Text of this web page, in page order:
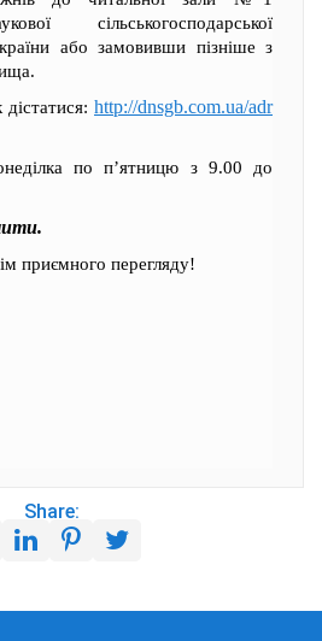
сільськогосподарської
або замовивши пізніше з
http://dnsgb.com.ua/adr
по п’ятницю з 9.00 до
приємного перегляду!
Share: